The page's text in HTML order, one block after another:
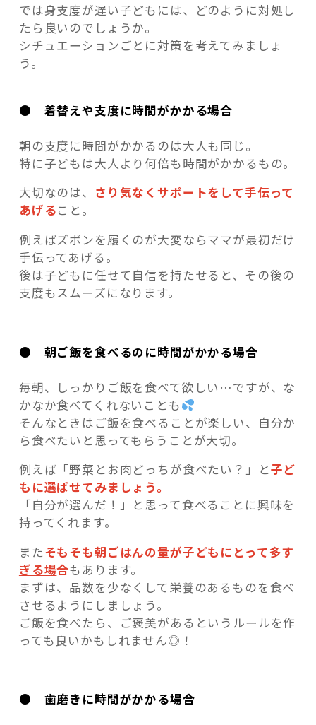
では身支度が遅い子どもには、どのように対処し
たら良いのでしょうか。
シチュエーションごとに対策を考えてみましょ
う。
● 着替えや支度に時間がかかる場合
朝の支度に時間がかかるのは大人も同じ。
特に子どもは大人より何倍も時間がかかるもの。
大切なのは、 さり気なくサポートをして手伝って
あげること。
例えばズボンを履くのが大変ならママが最初だけ
手伝ってあげる。
後は子どもに任せて自信を持たせると、その後の
支度もスムーズになります。
● 朝ご飯を食べるのに時間がかかる場合
毎朝、しっかりご飯を食べて欲しい…ですが、な
かなか食べてくれないことも
そんなときはご飯を食べることが楽しい、自分か
ら食べたいと思ってもらうことが大切。
例えば「野菜とお肉どっちが食べたい？」と子ど
もに選ばせてみましょう。
「自分が選んだ！」と思って食べることに興味を
持ってくれます。
またそもそも朝ごはんの量が子どもにとって多す
ぎる場合もあります。
まずは、品数を少なくして栄養のあるものを食べ
させるようにしましょう。
ご飯を食べたら、ご褒美があるというルールを作
っても良いかもしれません◎！
● 歯磨きに時間がかかる場合